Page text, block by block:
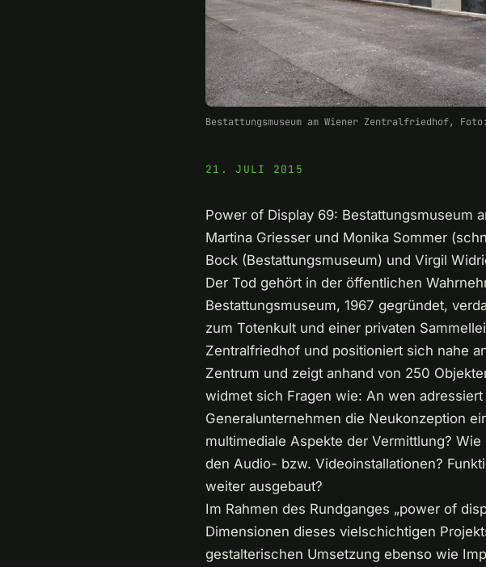
Bestattungsmuseum am Wiener Zentralfriedhof,
21. JULI 2015
Power of Display 69: Bestattungsmuseum
Martina Griesser und Monika Sommer
Bock (Bestattungsmuseum) und Virgil
Der Tod gehört in der öffentlichen
Bestattungsmuseum, 1967 gegründet,
zum Totenkult und einer privaten
Zentralfriedhof und positioniert sich nahe
Zentrum und zeigt anhand von 250
widmet sich Fragen wie: An wen
Generalunternehmen die Neukonzeption
multimediale Aspekte der Vermittlung?
den Audio- bzw. Videoinstallationen?
weiter ausgebaut?
Im Rahmen des Rundganges „power of
Dimensionen dieses vielschichtigen
gestalterischen Umsetzung ebenso wie